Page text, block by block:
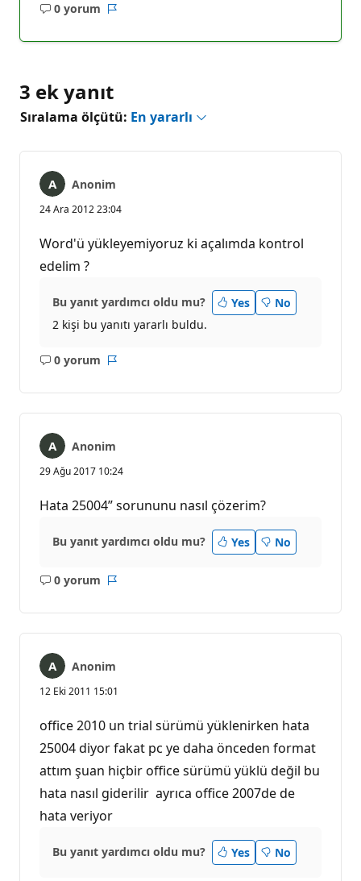
0 yorum
Açıklama
3 ek yanıt
Sıralama ölçütü: En yararlı
Anonim
24 Ara 2012 23:04
Word'ü yükleyemiyoruz ki açalımda kontrol
edelim ?
Bu yanıt yardımcı oldu mu? Yes
No
2 kişi bu yanıtı yararlı buldu.
0 yorum
Açıklama
Anonim
29 Ağu 2017 10:24
Hata 25004” sorununu nasıl çözerim?
Bu yanıt yardımcı oldu mu? Yes No
0 yorum
Açıklama
Anonim
12 Eki 2011 15:01
office 2010 un trial sürümü yüklenirken hata
25004 diyor fakat pc ye daha önceden format
attım şuan hiçbir office sürümü yüklü değil bu
hata nasıl giderilir ayrıca office 2007de de
hata veriyor
Bu yanıt yardımcı oldu mu? Yes No